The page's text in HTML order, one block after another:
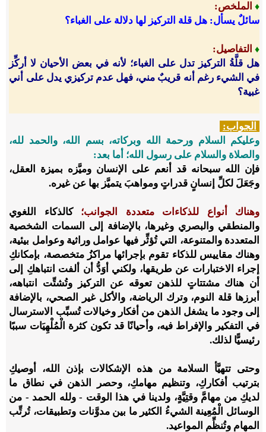
♦ الملخص:
سائلٌ يسأل: هل قلة التركيز لها دلالة على الغباء؟
♦ التفاصيل:
هل قلَّةُ التركيز تدل على الغباء؛ لأنه في بعض الأحيان لا أركِّز
في الشيء رغم أنه قريبٌ مني، فهل عدم تركيزي يدل على أني
غبية؟
الجواب:
وعليكم السلام ورحمة الله وبركاته، بسم الله، والحمد لله،
والصلاة والسلام على رسول الله؛ أما بعد:
فإن الله سبحانه قد أنعم على الإنسان وميَّزه بميزة العقل،
وجَعَلَ لكلِّ إنسانٍ قدراتٍ ومواهبَ يتميَّز بها عن غيره.
وهناك أنواع للذكاءات متعددة الجوانب؛كالذكاء اللغوي
والمنطقي والبصري وغيرها، بالإضافة إلى السمات الشخصية
المتعددة والمتنوعة، التي تُؤثِّر فيها عوامل وراثية وعوامل بيئية،
وهناك مقاييس للذكاء تقوم بإجرائها مراكزُ متخصصة، بإمكانكِ
إجراء الاختبارات عن طريقها، ولكني أوَدُّ أن ألفت انتباهكِ إلى
أن هناك مشتتاتٍ للذهن تعوقه عن التركيز وتُشتِّت انتباهه،
أبرزها قلة النوم، وترك الرياضة، والأكل غير الصحي، بالإضافة
إلى وجود ما يشغل الذهن من أفكار وخيالات تُسبِّب الاسترسال
في التفكير والإفراط فيه، وأحيانًا قد تكون كثرة الْمُلْهِيَات سببًا
رئيسيًّا لذلك.
وحتى تتهيَّأ السلامة من هذه الإشكالات بإذن الله، أوصيكِ
بترتيب أفكاركِ، وتنظيم مهامكِ، وحصر الذهن في نطاق ما
لديكِ من مهامَّ وقتِيَّةٍ، ولدينا في هذا الوقت - ولله الحمد - من
الوسائل الْمُعِينة الشيءُ الكثير ما بين مدوَّنات وتطبيقات، تُرتِّب
المهام وتُنظِّم المواعيد.